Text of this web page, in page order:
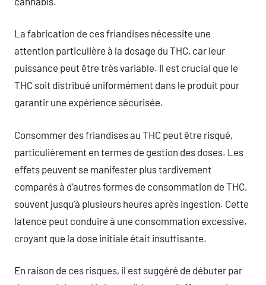
La fabrication de ces friandises nécessite une
attention particulière à la dosage du THC, car leur
puissance peut être très variable. Il est crucial que le
THC soit distribué uniformément dans le produit pour
garantir une expérience sécurisée.
Consommer des friandises au THC peut être risqué,
particulièrement en termes de gestion des doses. Les
effets peuvent se manifester plus tardivement
comparés à d’autres formes de consommation de THC,
souvent jusqu’à plusieurs heures après ingestion. Cette
latence peut conduire à une consommation excessive,
croyant que la dose initiale était insuffisante.
En raison de ces risques, il est suggéré de débuter par